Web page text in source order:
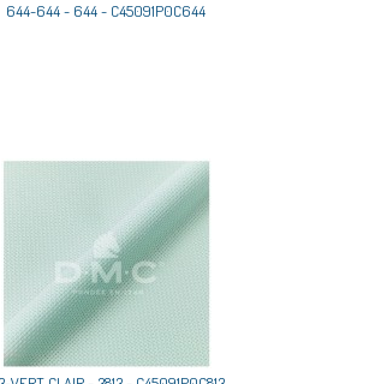
644-644 - 644 - C45091P0C644